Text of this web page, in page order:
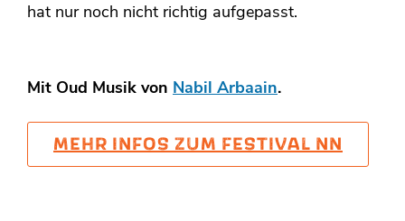
hat nur noch nicht richtig aufgepasst.
Mit Oud Musik von Nabil Arbaain.
MEHR INFOS ZUM FESTIVAL NN